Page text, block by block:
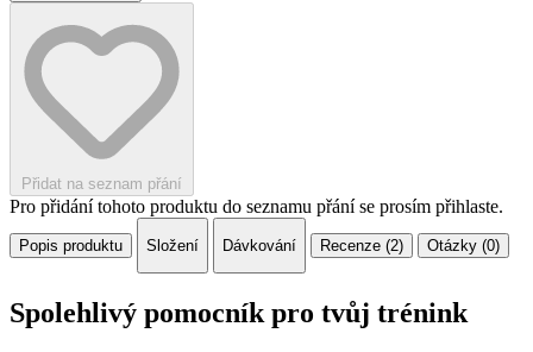
Přidat na seznam přání
Pro přidání tohoto produktu do seznamu přání se prosím přihlaste.
Popis produktu Složení Dávkování Recenze (2) Otázky (0)
Spolehlivý pomocník pro tvůj trénink